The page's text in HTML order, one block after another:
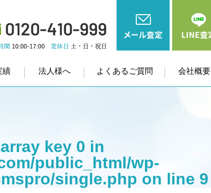
績 法人様へ よくあるご質問 会社概要
key 0 in
public_html/wp-
single.php on line 9